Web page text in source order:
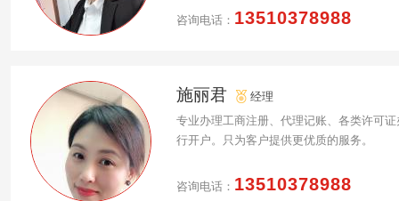
咨询电话： 13510378988
施丽君
经理
专业办理工商注册、代理记账、各类许可
行开户。只为客户提供更优质的服务。
咨询电话： 13510378988